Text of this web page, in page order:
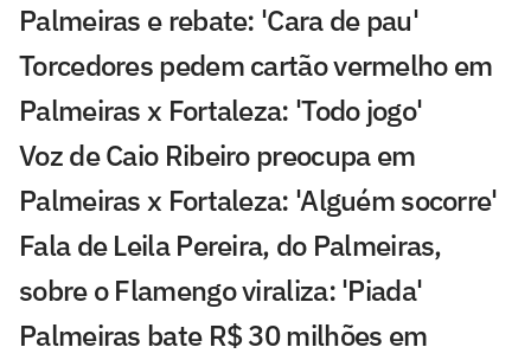
Palmeiras e rebate: 'Cara de pau'
Torcedores pedem cartão vermelho em
Palmeiras x Fortaleza: 'Todo jogo'
Voz de Caio Ribeiro preocupa em
Palmeiras x Fortaleza: 'Alguém socorre'
Fala de Leila Pereira, do Palmeiras,
sobre o Flamengo viraliza: 'Piada'
Palmeiras bate R$ 30 milhões em